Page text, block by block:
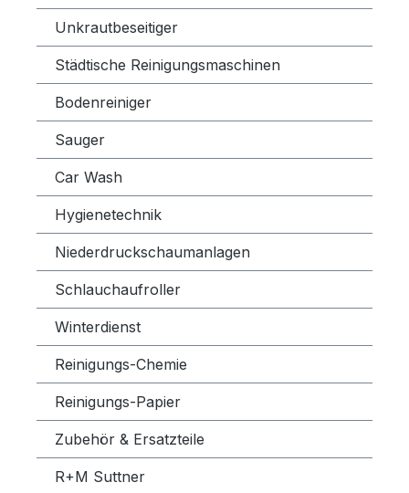
Unkrautbeseitiger
Städtische Reinigungsmaschinen
Bodenreiniger
Sauger
Car Wash
Hygienetechnik
Niederdruckschaumanlagen
Schlauchaufroller
Winterdienst
Reinigungs-Chemie
Reinigungs-Papier
Zubehör & Ersatzteile
R+M Suttner